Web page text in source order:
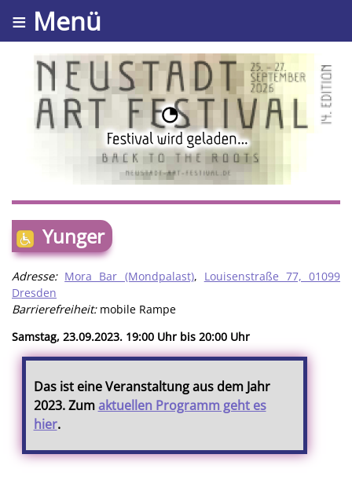
≡ Menü
Yunger
Adresse: Mora Bar (Mondpalast), Louisenstraße 77, 01099
Dresden
Barrierefreiheit:mobile Rampe
Samstag, 23.09.2023. 19:00 Uhr bis 20:00 Uhr
Das ist eine Veranstaltung aus dem Jahr
2023. Zumaktuellen Programm geht es
hier.